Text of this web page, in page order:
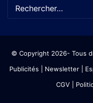
© Copyright 2026- Tous
Publicités
Newsletter|
CGV|